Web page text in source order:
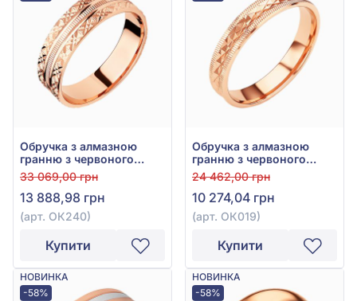
Обручка з алмазною
гранню з червоного
золота 585°, арт. ОК240
33 069,00 грн
13 888,98 грн
(арт. ОК240)
Купити
Обручка з алмазною
гранню з червоного
золота 585°, арт. ОК019
24 462,00 грн
10 274,04 грн
(арт. ОК019)
Купити
НОВИНКА
-58%
НОВИНКА
-58%